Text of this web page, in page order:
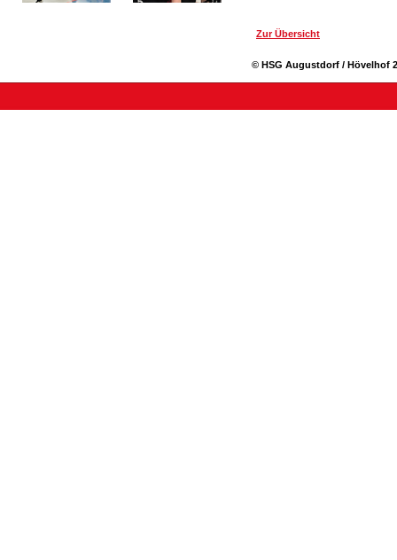
Zur Übersicht
© HSG Augustdorf / Hövelhof